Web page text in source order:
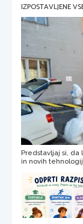
IZPOSTAVLJENE
Predstavljaj si, da
in novih